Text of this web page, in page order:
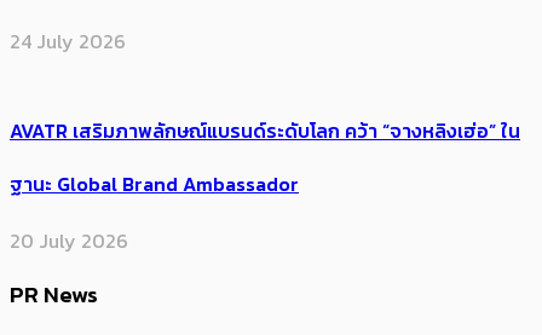
24 July 2026
AVATR เสริมภาพลักษณ์แบรนด์ระดับโลก คว้า “จางหลิงเฮ่อ” ใน
ฐานะ Global Brand Ambassador
20 July 2026
PR News